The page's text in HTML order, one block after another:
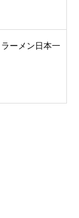
ラーメン日本一